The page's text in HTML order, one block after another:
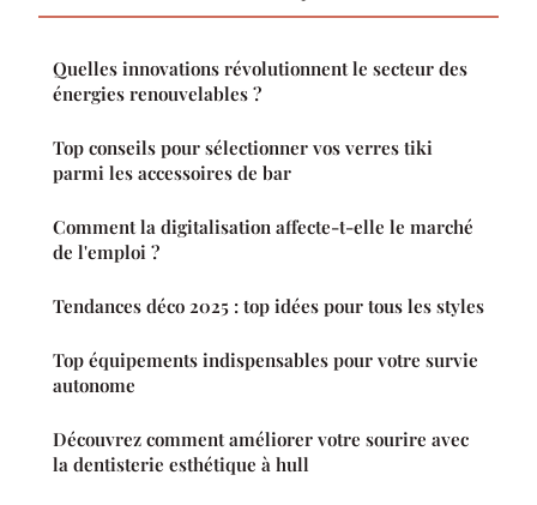
Quelles innovations révolutionnent le secteur des
énergies renouvelables ?
Top conseils pour sélectionner vos verres tiki
parmi les accessoires de bar
Comment la digitalisation affecte-t-elle le marché
de l'emploi ?
Tendances déco 2025 : top idées pour tous les styles
Top équipements indispensables pour votre survie
autonome
Découvrez comment améliorer votre sourire avec
la dentisterie esthétique à hull